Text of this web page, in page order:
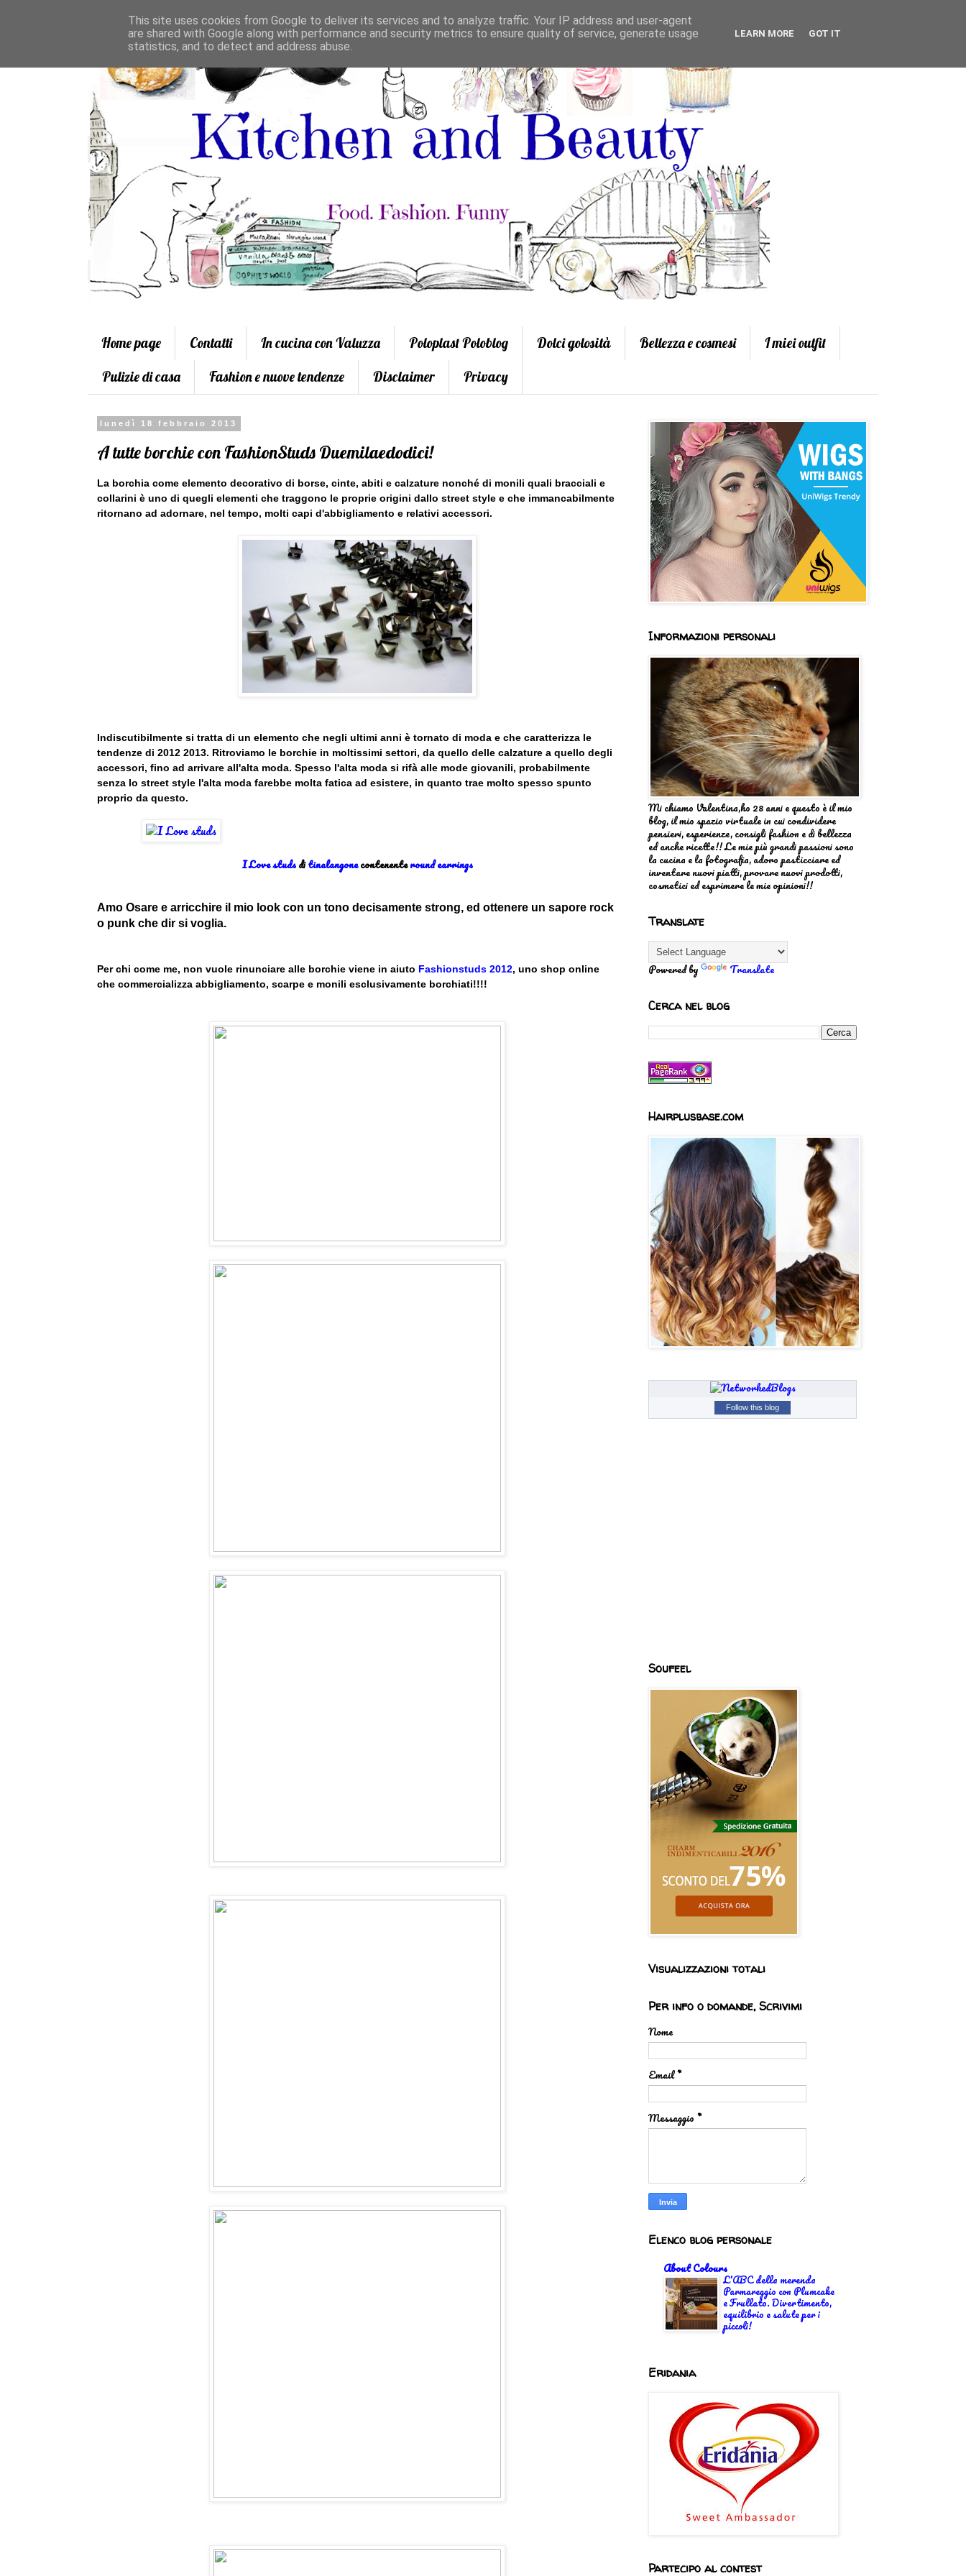
Home page Contatti In cucina con Valuzza Poloplast Poloblog Dolci golosità Bellezza e cosmesi
I miei outfit
Pulizie di casa
Fashion e nuove tendenze Disclaimer Privacy
lunedì 18 febbraio 2013
A tutte borchie con FashionStuds Duemilaedodici!
La borchia come elemento decorativo di borse, cinte, abiti e calzature nonché di monili quali bracciali e
collarini è uno di quegli elementi che traggono le proprie origini dallo street style e che immancabilmente
ritornano ad adornare, nel tempo, molti capi d'abbigliamento e relativi accessori.
Indiscutibilmente si tratta di un elemento che negli ultimi anni è tornato di moda e che caratterizza le
tendenze di 2012 2013. Ritroviamo le borchie in moltissimi settori, da quello delle calzature a quello degli
accessori, fino ad arrivare all'alta moda. Spesso l'alta moda si rifà alle mode giovanili, probabilmente
senza lo street style l'alta moda farebbe molta fatica ad esistere, in quanto trae molto spesso spunto
proprio da questo.
I Love studsditinalangonecontenenteround earrings
Amo Osare e arricchire il mio look con un tono decisamente strong, ed ottenere un sapore rock
o punk che dir si voglia.
Per chi come me, non vuole rinunciare alle borchie viene in aiuto Fashionstuds 2012, uno shop online
che commercializza abbigliamento, scarpe e monili esclusivamente borchiati!!!!
Informazioni personali
Mi chiamo Valentina,ho 28 anni e questo è il mio
blog, il mio spazio virtuale in cui condividere
pensieri, esperienze, consigli fashion e di bellezza
ed anche ricette!! Le mie più grandi passioni sono
la cucina e la fotografia, adoro pasticciare ed
inventare nuovi piatti, provare nuovi prodotti,
cosmetici ed esprimere le mie opinioni!!
Translate
Powered by Translate
Cerca nel blog
Hairplusbase.com
Follow this blog
Soufeel
Visualizzazioni totali
Per info o domande, Scrivimi
Nome
Email*
Messaggio *
Elenco blog personale
About Colours
L'ABC della merenda
Parmareggio con Plumcake
e Frullato. Divertimento,
equilibrio e salute per i
piccoli!
Eridania
Partecipo al contest
This site uses cookies from Google to deliver its services and to analyze traffic. Your IP address and user-agent
are shared with Google along with performance and security metrics to ensure quality of service, generate usage
statistics, and to detect and address abuse.
LEARN MORE GOT IT